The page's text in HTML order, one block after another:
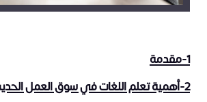
1-مقدمة
2-أهمية تعلم اللغات في سوق العمل الحديث